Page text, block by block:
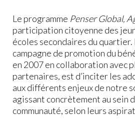
Le programme Penser Global,
participation citoyenne des
écoles secondaires du
campagne de promotion du
en 2007 en collaboration avec
partenaires, est d’inciter les
aux différents enjeux de notre
agissant concrètement au sein
communauté, selon leurs